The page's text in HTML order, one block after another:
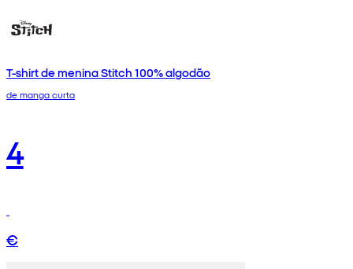
T-shirt de menina Stitch 100% algodão
de manga curta
4
€